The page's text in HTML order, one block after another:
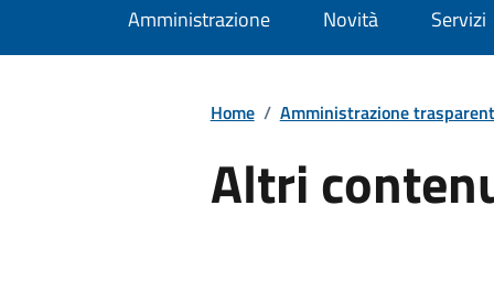
Amministrazione Novità Servizi
Home / Amministrazione
Altri